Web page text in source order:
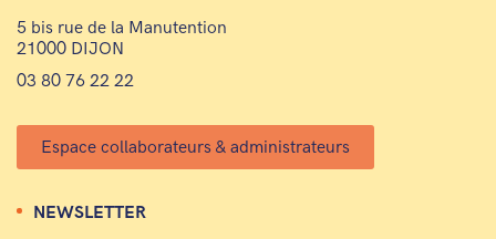
5 bis rue de la Manutention
21000 DIJON
03 80 76 22 22
Espace collaborateurs & administrateurs
NEWSLETTER